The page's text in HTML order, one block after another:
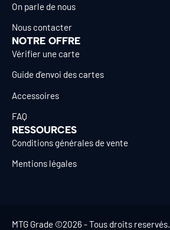
On parle de nous
Nous contacter
NOTRE OFFRE
Vérifier une carte
Guide d’envoi des cartes
Accessoires
FAQ
RESSOURCES
Conditions générales de vente
Mentions légales
MTG Grade ©2026 - Tous droits reservés.